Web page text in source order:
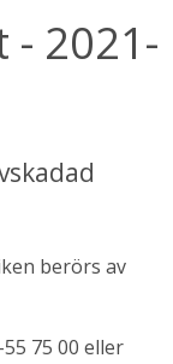
- 2021-
berörs av
75 00 eller